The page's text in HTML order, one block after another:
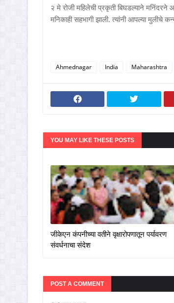
२ मे रोजी महिलेची प्रकृती बिघडल्याने मनिंदरने
मनिकाही सहभागी झाली. त्यांनी आपल्या मुलीचे
Ahmednagar India Maharashtra
YOU MAY LIKE THESE POSTS
जीकेएन कंपनीच्या वतीने वृक्षारोपणातून पर्यावरण
संवर्धनाचा संदेश
POST A COMMENT